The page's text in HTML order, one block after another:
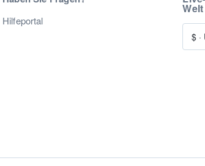
Hilfeportal
Welt
$ ·